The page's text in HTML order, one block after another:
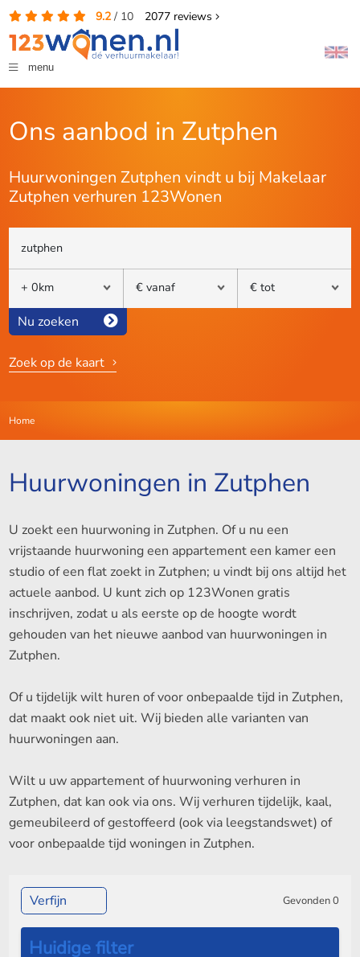
9.2/ 10 2077reviews
menu
Ons aanbod in Zutphen
Huurwoningen Zutphen vindt u bij Makelaar
Zutphen verhuren 123Wonen
Nu zoeken
Zoek op de kaart
Home
Huurwoningen in Zutphen
U zoekt een huurwoning in Zutphen. Of u nu een
vrijstaande huurwoning een appartement een kamer een
studio of een flat zoekt in Zutphen; u vindt bij ons altijd het
actuele aanbod. U kunt zich op 123Wonen gratis
inschrijven, zodat u als eerste op de hoogte wordt
gehouden van het nieuwe aanbod van huurwoningen in
Zutphen.
Of u tijdelijk wilt huren of voor onbepaalde tijd in Zutphen,
dat maakt ook niet uit. Wij bieden alle varianten van
huurwoningen aan.
Wilt u uw appartement of huurwoning verhuren in
Zutphen, dat kan ook via ons. Wij verhuren tijdelijk, kaal,
gemeubileerd of gestoffeerd (ook via leegstandswet) of
voor onbepaalde tijd woningen in Zutphen.
Verfijn Gevonden0